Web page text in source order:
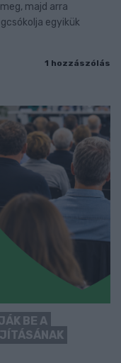
majd arra
egyikük
1 hozzászólás
BE A